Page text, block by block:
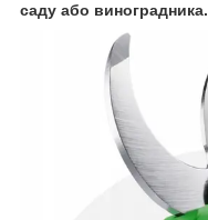
саду або виноградника.